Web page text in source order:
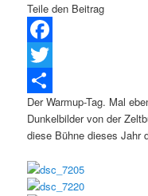
Teile den Beitrag
Facebook
Twitter
Teilen
Der Warmup-Tag. Mal
Dunkelbilder von der
diese Bühne dieses Jahr